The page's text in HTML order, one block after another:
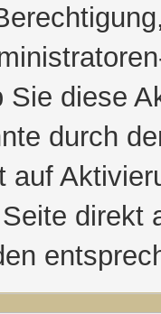
Sie diese
durch
auf
direkt